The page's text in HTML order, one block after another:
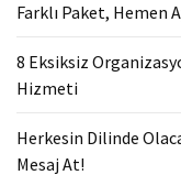
Farklı Paket, Hemen
8 Eksiksiz
Hizmeti
Herkesin Dilinde
Mesaj At!